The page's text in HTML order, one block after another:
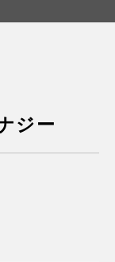
ジー